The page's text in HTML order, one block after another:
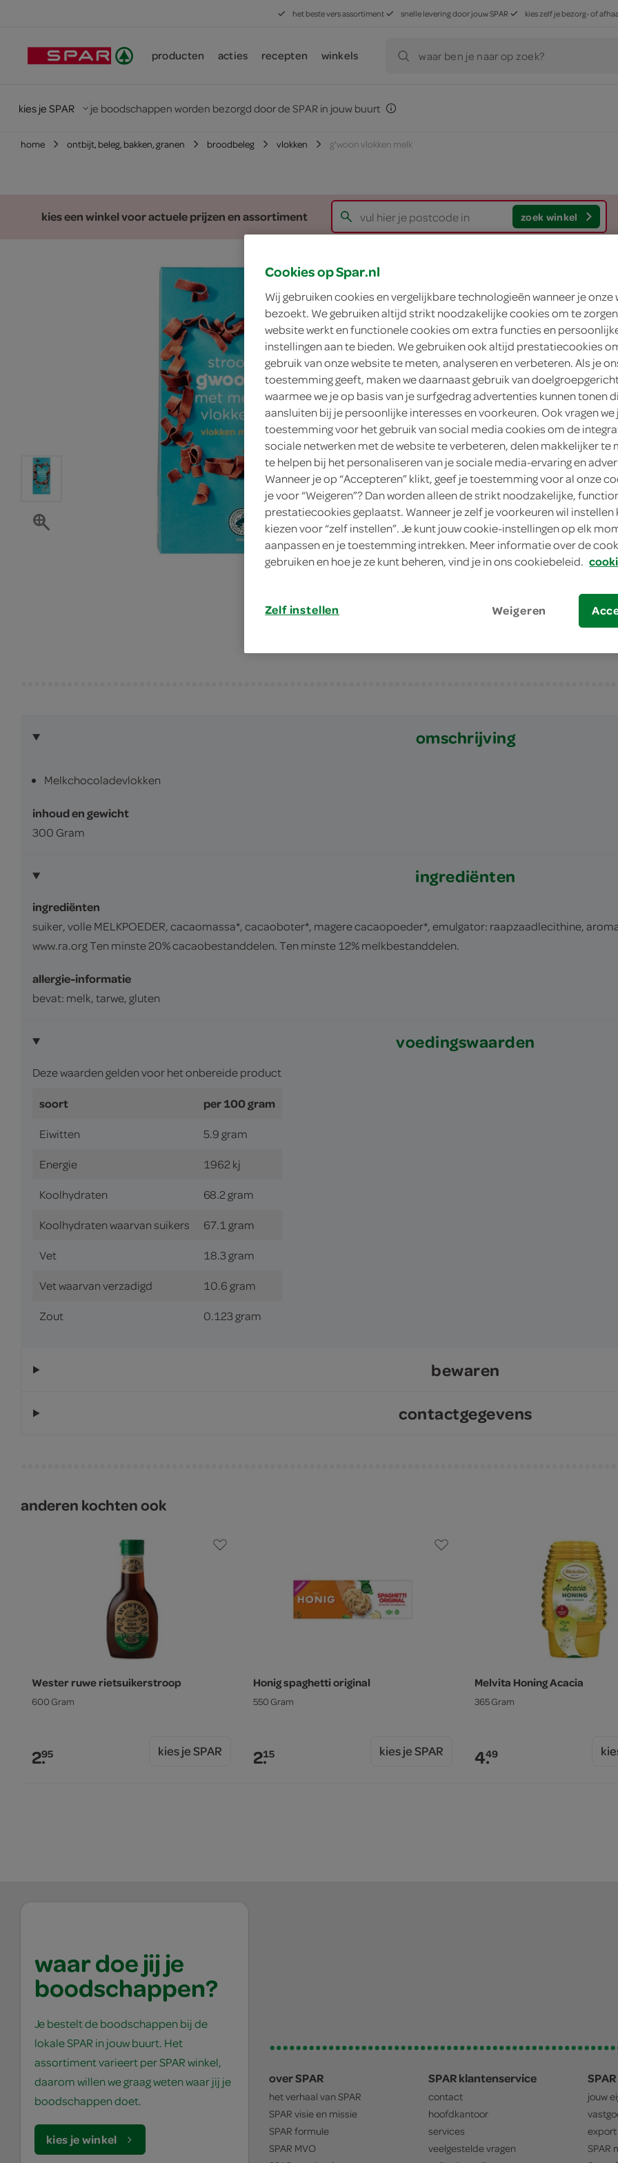
het beste vers assortiment snelle levering door jouw SPAR kies zelf je bezorg- of
producten acties recepten winkels waar ben je naar op zoek?
kies je SPAR je boodschappen worden bezorgd door de SPAR in jouw buurt
home ontbijt, beleg, bakken, granen broodbeleg vlokken g'woon vlokken melk
kies een winkel voor actuele prijzen en assortiment zoek winkel
g'woon
1.
99
300 Gram
in winkelmand
Let op: aanbiedingen zijn niet
verwerkt in de winkelmand.
je proeft het g'woon
lekker op de boterham
omschrijving
Melkchocoladevlokken
inhoud en gewicht
300 Gram
ingrediënten
ingrediënten
suiker, volle MELKPOEDER, cacaomassa*, cacaoboter*, magere cacaopoeder*, emulgator: raapzaadlecithine,
www.ra.org Ten minste 20% cacaobestanddelen. Ten minste 12% melkbestanddelen.
allergie-informatie
bevat: melk, tarwe, gluten
voedingswaarden
Deze waarden gelden voor het onbereide product
soort per 100 gram
Eiwitten 5.9 gram
Energie 1962 kj
Koolhydraten 68.2 gram
Koolhydraten waarvan suikers 67.1 gram
Vet 18.3 gram
Vet waarvan verzadigd 10.6 gram
Zout 0.123 gram
bewaren
contactgegevens
anderen kochten ook
Wester ruwe rietsuikerstroop
600 Gram
2.95 kies je SPAR
Honig spaghetti original
550 Gram
2.15 kies je SPAR
Melvita Honing Acacia
365 Gram
4.49
waar doe jij je
boodschappen?
Je bestelt de boodschappen bij de
lokale SPAR in jouw buurt. Het
assortiment varieert per SPAR winkel,
daarom willen we graag weten waar jij je
boodschappen doet.
kies je winkel
over SPAR
het verhaal van SPAR
SPAR visie en missie
SPAR formule
SPAR MVO
SPAR klantenservice
contact
hoofdkantoor
services
veelgestelde vragen
jouw
export
SPAR
Cookies op Spar.nl
Wij gebruiken cookies en vergelijkbare technologieën wanneer je onze
bezoekt. We gebruiken altijd strikt noodzakelijke cookies om te
website werkt en functionele cookies om extra functies en
instellingen aan te bieden. We gebruiken ook altijd prestatiecookies
gebruik van onze website te meten, analyseren en verbeteren. Als je
toestemming geeft, maken we daarnaast gebruik van
waarmee we je op basis van je surfgedrag advertenties kunnen tonen
aansluiten bij je persoonlijke interesses en voorkeuren. Ook vragen we
toestemming voor het gebruik van social media cookies om de
sociale netwerken met de website te verbeteren, delen makkelijker te
te helpen bij het personaliseren van je sociale media-ervaring en
Wanneer je op “Accepteren” klikt, geef je toestemming voor al onze
je voor “Weigeren”? Dan worden alleen de strikt noodzakelijke,
prestatiecookies geplaatst. Wanneer je zelf je voorkeuren wil instellen
kiezen voor “zelf instellen”. Je kunt jouw cookie-instellingen op elk
aanpassen en je toestemming intrekken. Meer informatie over de
gebruiken en hoe je ze kunt beheren, vind je in ons cookiebeleid.
Zelf instellen Weigeren